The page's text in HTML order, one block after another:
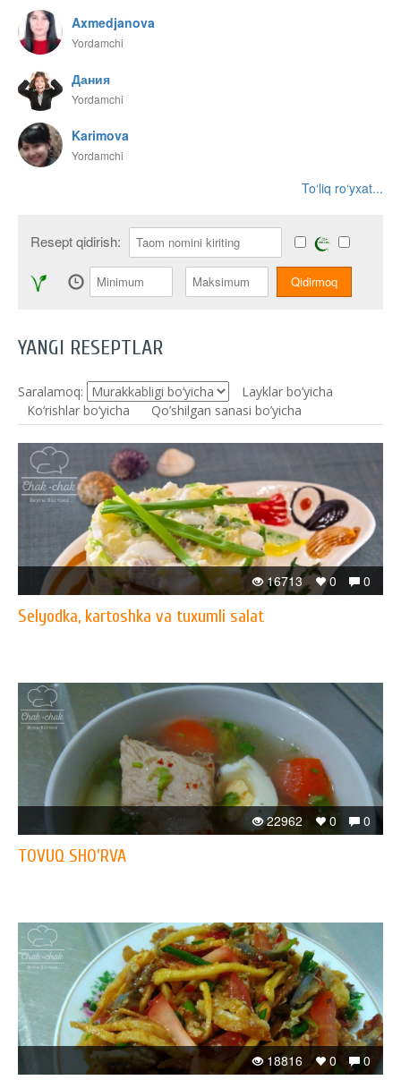
Axmedjanova
Yordamchi
Дания
Yordamchi
Karimova
Yordamchi
To‘liq ro‘yxat...
Resept qidirish:
YANGI RESEPTLAR
Saralamoq:
Layklar bo’yicha
Ko‘rishlar bo‘yicha
Qo’shilgan sanasi bo’yicha
0
0
16713
Selyodka, kartoshka va tuxumli salat
0
0
22962
TOVUQ SHO'RVA
0
0
18816